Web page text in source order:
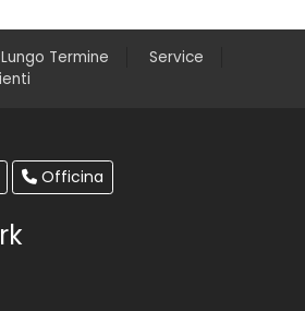
Termine
Service
Officina